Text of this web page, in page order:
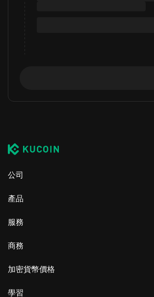
公司
產品
服務
商務
加密貨幣價格
學習